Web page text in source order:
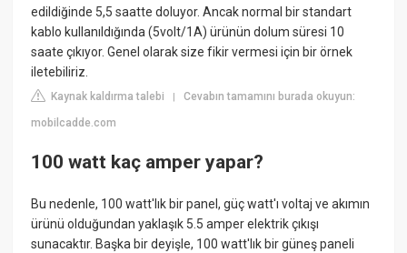
edildiğinde 5,5 saatte doluyor. Ancak normal bir standart
kablo kullanıldığında (5volt/1A) ürünün dolum süresi 10
saate çıkıyor. Genel olarak size fikir vermesi için bir örnek
iletebiliriz.
Kaynak kaldırma talebi |Cevabın tamamını burada okuyun:
mobilcadde.com
100 watt kaç amper yapar?
Bu nedenle, 100 watt'lık bir panel, güç watt'ı voltaj ve akımın
ürünü olduğundan yaklaşık 5.5 amper elektrik çıkışı
sunacaktır. Başka bir deyişle, 100 watt'lık bir güneş paneli